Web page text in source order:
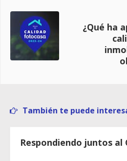
¿Qué ha
También te puede
Respondiendo juntos al